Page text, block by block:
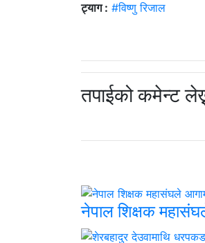
ट्याग : #विष्णु रिजाल
तपाईको कमेन्ट
नेपाल शिक्षक